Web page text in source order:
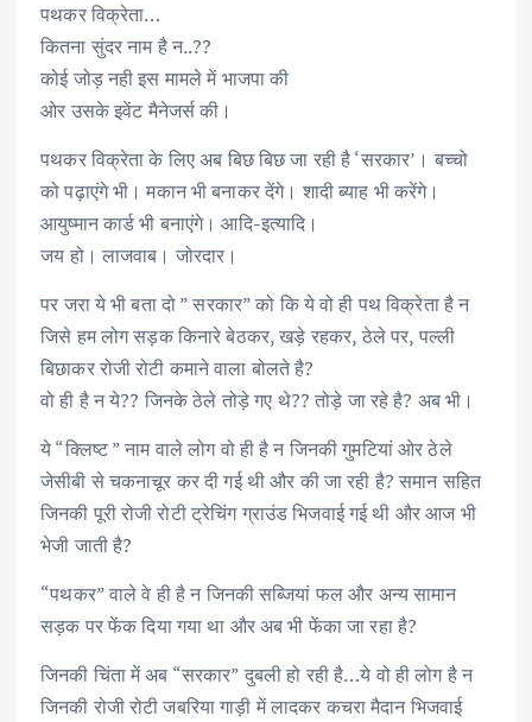
पथकर विक्रेता…
कितना सुंदर नाम है न..??
कोई जोड़ नही इस मामले में भाजपा की
ओर उसके इवेंट मैनेजर्स की।
पथकर विक्रेता के लिए अब बिछ बिछ जा रही है ‘सरकार’। बच्चो
को पढ़ाएंगे भी। मकान भी बनाकर देंगे। शादी ब्याह भी करेंगे।
आयुष्मान कार्ड भी बनाएंगे। आदि-इत्यादि।
जय हो। लाजवाब। जोरदार।
पर जरा ये भी बता दो ” सरकार” को कि ये वो ही पथ विक्रेता है न
जिसे हम लोग सड़क किनारे बेठकर, खड़े रहकर, ठेले पर, पल्ली
बिछाकर रोजी रोटी कमाने वाला बोलते है?
वो ही है न ये?? जिनके ठेले तोड़े गए थे?? तोड़े जा रहे है? अब भी।
ये “क्लिष्ट ” नाम वाले लोग वो ही है न जिनकी गुमटियां ओर ठेले
जेसीबी से चकनाचूर कर दी गई थी और की जा रही है? समान सहित
जिनकी पूरी रोजी रोटी ट्रेचिंग ग्राउंड भिजवाई गई थी और आज भी
भेजी जाती है?
“पथकर” वाले वे ही है न जिनकी सब्जियां फल और अन्य सामान
सड़क पर फेंक दिया गया था और अब भी फेंका जा रहा है?
जिनकी चिंता में अब “सरकार” दुबली हो रही है…ये वो ही लोग है न
जिनकी रोजी रोटी जबरिया गाड़ी में लादकर कचरा मैदान भिजवाई